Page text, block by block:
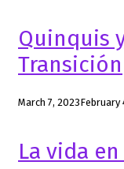
Quinquis
Transición
March 7, 2023February
La vida